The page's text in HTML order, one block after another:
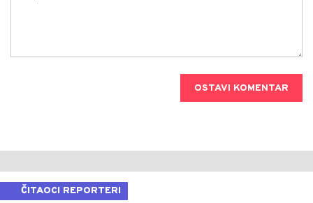
OSTAVI KOMENTAR
ČITAOCI REPORTERI